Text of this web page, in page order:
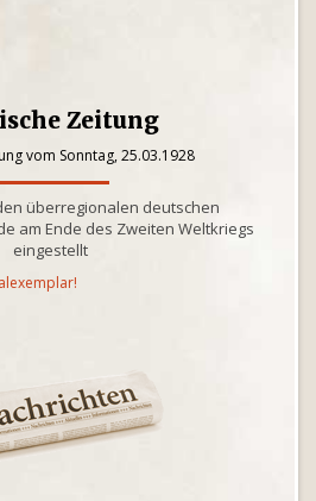
Zeitung
vom Sonntag, 25.03.1928
überregionalen deutschen
am Ende des Zweiten Weltkriegs
eingestellt